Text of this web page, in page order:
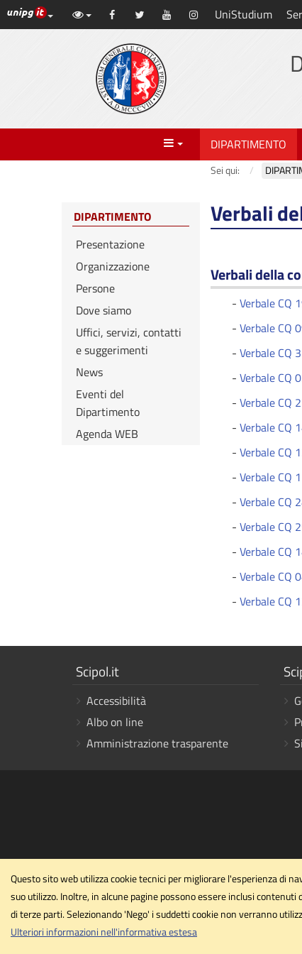
Vai
al
Link ai principali servizi web di Ateneo
Facebook Twitter YouTube Instagram
UniStudium
Menu DIPARTIMENTO
Sei qui:
Verbali
Verbali della
- Verbale CQ
- Verbale CQ
- Verbale CQ
- Verbale CQ
- Verbale CQ
- Verbale CQ
- Verbale CQ
- Verbale CQ
- Verbale CQ
- Verbale CQ
- Verbale CQ
- Verbale CQ
- Verbale CQ
DIPARTIMENTO
Presentazione
Organizzazione
Persone
Dove siamo
Uffici, servizi, contatti
e suggerimenti
News
Eventi del
Dipartimento
Agenda WEB
Mostra
link
Scipol.it
Accessibilità
Albo on line
Amministrazione trasparente
link
Questo sito web utilizza cookie tecnici per migliorare l'esperienza di
suo utilizzo. Inoltre, in alcune pagine possono essere inclusi contenuti
di terze parti. Selezionando 'Nego' i suddetti cookie non verranno
Ulteriori informazioni nell'informativa estesa